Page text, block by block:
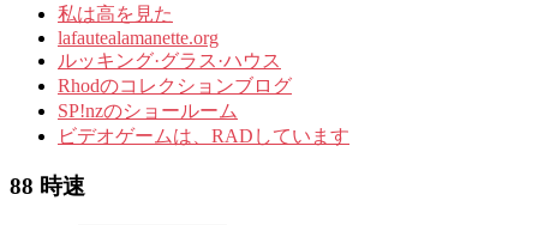
私は高を見た
lafautealamanette.org
ルッキング·グラス·ハウス
Rhodのコレクションブログ
SP!nzのショールーム
ビデオゲームは、RADしています
88 時速